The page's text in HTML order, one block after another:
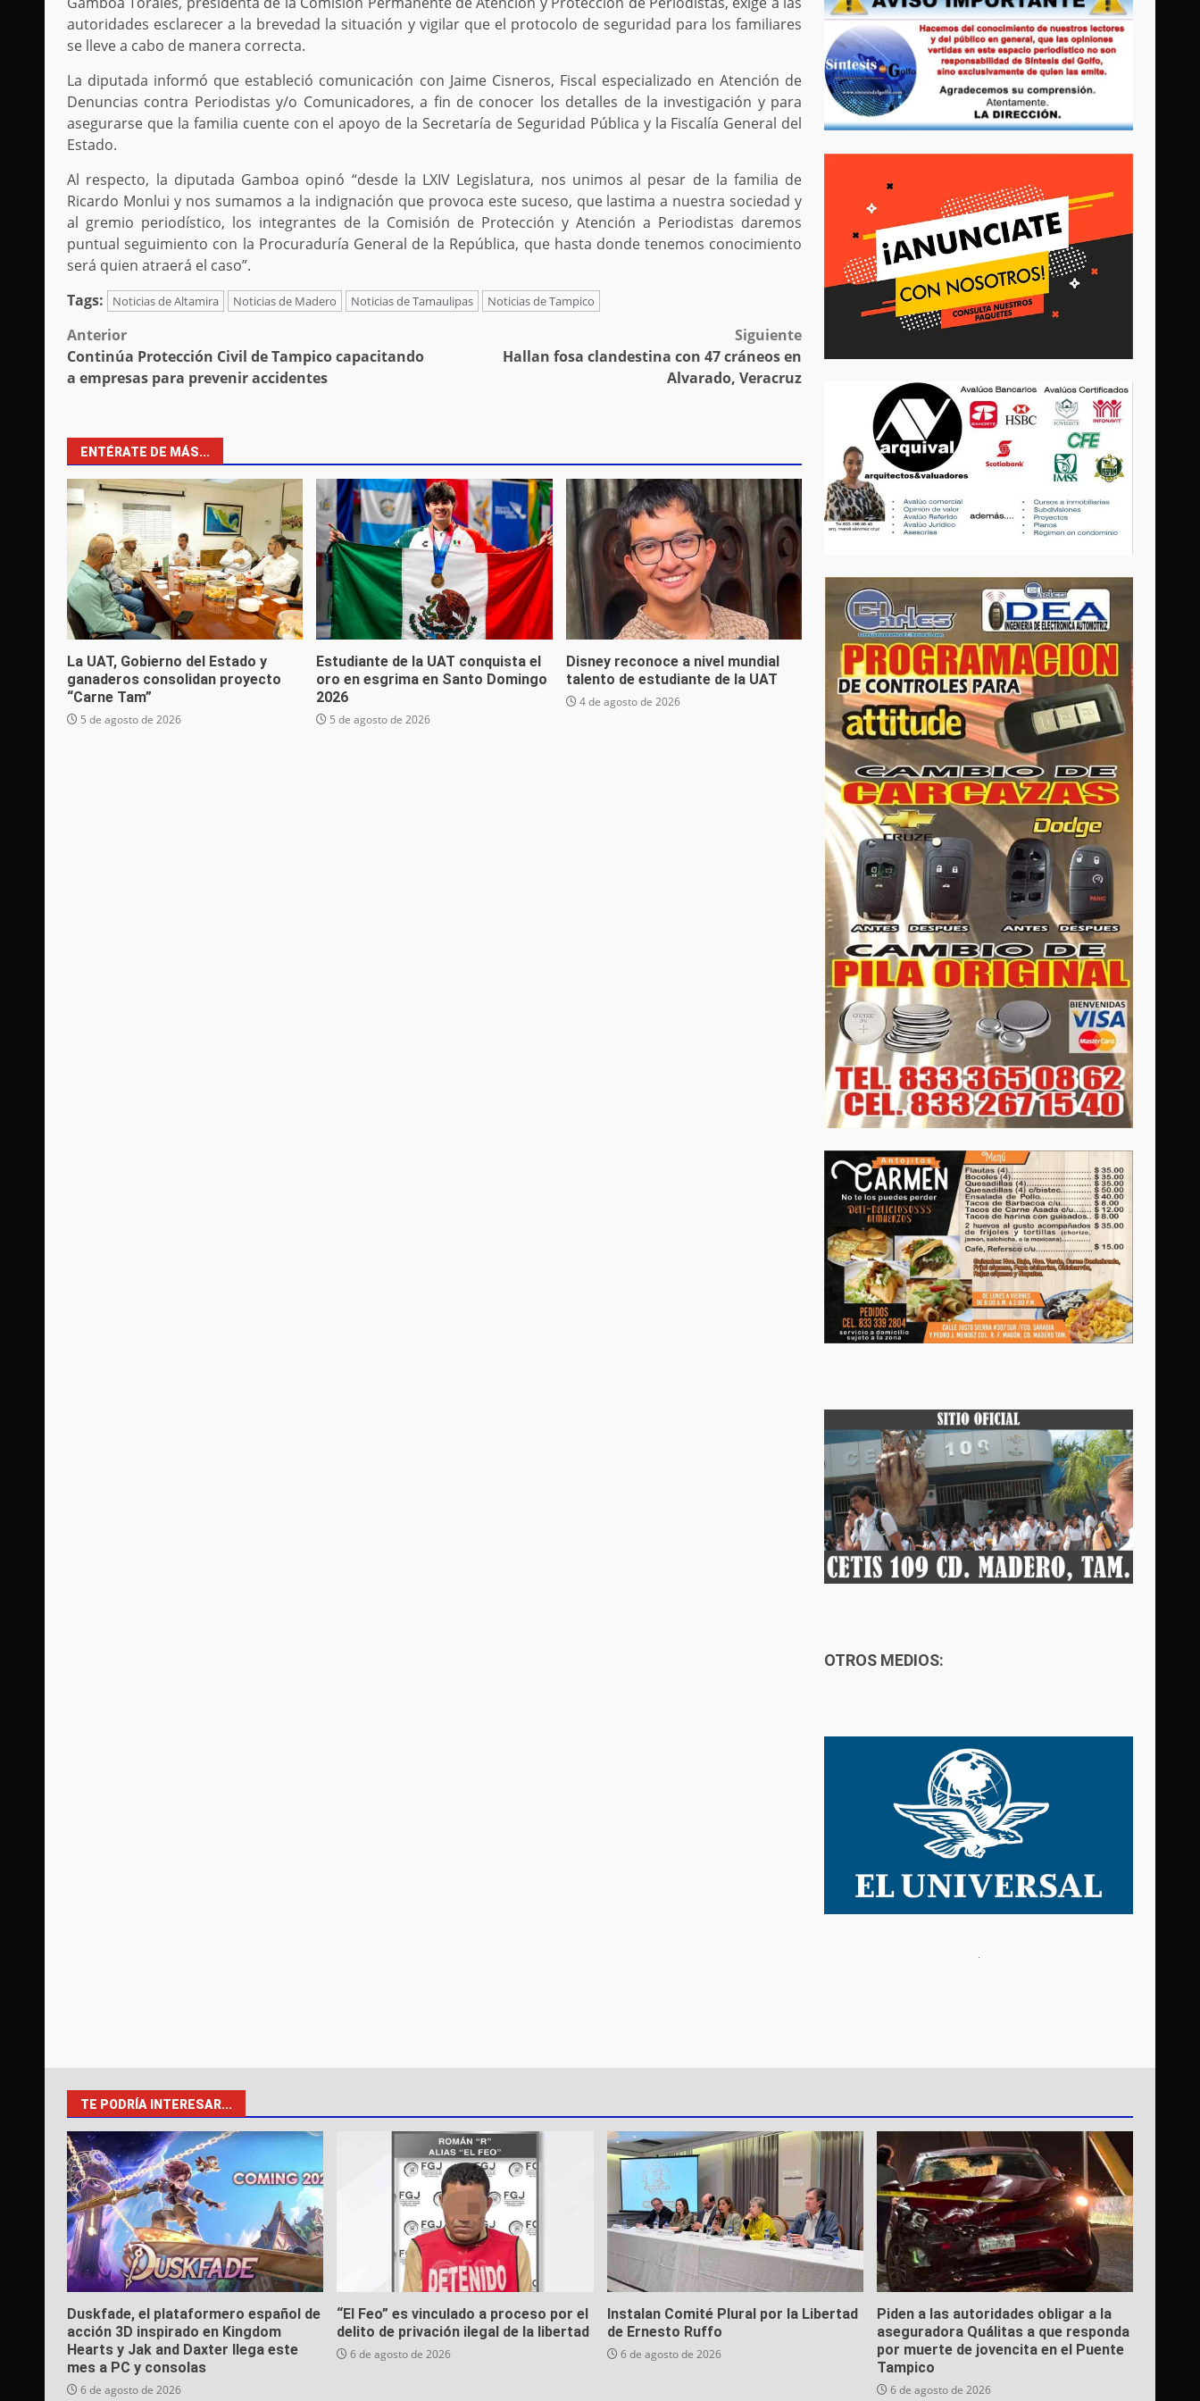
autoridades esclarecer a la brevedad la situación y vigilar que el protocolo de seguridad para los familiares
se lleve a cabo de manera correcta.
La diputada informó que estableció comunicación con Jaime Cisneros, Fiscal especializado en Atención de
Denuncias contra Periodistas y/o Comunicadores, a fin de conocer los detalles de la investigación y para
asegurarse que la familia cuente con el apoyo de la Secretaría de Seguridad Pública y la Fiscalía General del
Estado.
Al respecto, la diputada Gamboa opinó “desde la LXIV Legislatura, nos unimos al pesar de la familia de
Ricardo Monlui y nos sumamos a la indignación que provoca este suceso, que lastima a nuestra sociedad y
al gremio periodístico, los integrantes de la Comisión de Protección y Atención a Periodistas daremos
puntual seguimiento con la Procuraduría General de la República, que hasta donde tenemos conocimiento
será quien atraerá el caso”.
Tags:
Noticias de Altamira Noticias de Madero Noticias de Tamaulipas Noticias de Tampico
Post
navigation
Anterior
Continúa Protección Civil de Tampico capacitando
a empresas para prevenir accidentes
Siguiente
Hallan fosa clandestina con 47 cráneos en
Alvarado, Veracruz
ENTÉRATE DE MÁS...
La UAT, Gobierno del Estado y
ganaderos consolidan proyecto
“Carne Tam”
5 de agosto de 2026
Estudiante de la UAT conquista el
oro en esgrima en Santo Domingo
2026
5 de agosto de 2026
Disney reconoce a nivel mundial
talento de estudiante de la UAT
4 de agosto de 2026
OTROS MEDIOS:
TE PODRÍA INTERESAR...
Duskfade, el plataformero español de
acción 3D inspirado en Kingdom
Hearts y Jak and Daxter llega este
mes a PC y consolas
6 de agosto de 2026
“El Feo” es vinculado a proceso por el
delito de privación ilegal de la libertad
6 de agosto de 2026
Instalan Comité Plural por la Libertad
de Ernesto Ruffo
6 de agosto de 2026
Piden a las autoridades obligar a la
aseguradora Quálitas a que responda
por muerte de jovencita en el Puente
Tampico
6 de agosto de 2026